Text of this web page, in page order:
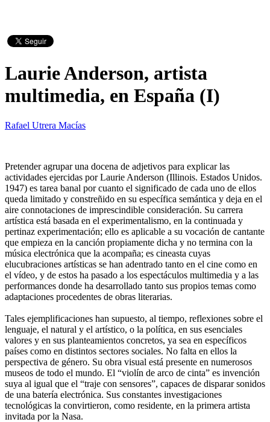
Laurie Anderson, artista
multimedia, en España (I)
Rafael Utrera Macías
Pretender agrupar una docena de adjetivos para explicar las
actividades ejercidas por Laurie Anderson (Illinois. Estados Unidos.
1947) es tarea banal por cuanto el significado de cada uno de ellos
queda limitado y constreñido en su específica semántica y deja en el
aire connotaciones de imprescindible consideración. Su carrera
artística está basada en el experimentalismo, en la continuada y
pertinaz experimentación; ello es aplicable a su vocación de cantante
que empieza en la canción propiamente dicha y no termina con la
música electrónica que la acompaña; es cineasta cuyas
elucubraciones artísticas se han adentrado tanto en el cine como en
el vídeo, y de estos ha pasado a los espectáculos multimedia y a las
performances donde ha desarrollado tanto sus propios temas como
adaptaciones procedentes de obras literarias.
Tales ejemplificaciones han supuesto, al tiempo, reflexiones sobre el
lenguaje, el natural y el artístico, o la política, en sus esenciales
valores y en sus planteamientos concretos, ya sea en específicos
países como en distintos sectores sociales. No falta en ellos la
perspectiva de género. Su obra visual está presente en numerosos
museos de todo el mundo. El “violín de arco de cinta” es invención
suya al igual que el “traje con sensores”, capaces de disparar sonidos
de una batería electrónica. Sus constantes investigaciones
tecnológicas la convirtieron, como residente, en la primera artista
invitada por la Nasa.